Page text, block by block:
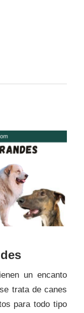
un encanto
trata de canes
para todo tipo